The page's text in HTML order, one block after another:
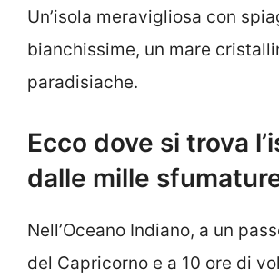
Un’isola meravigliosa con
bianchissime, un mare
paradisiache.
Ecco dove si trova
dalle mille
Nell’Oceano Indiano, a un
del Capricorno e a 10 ore di